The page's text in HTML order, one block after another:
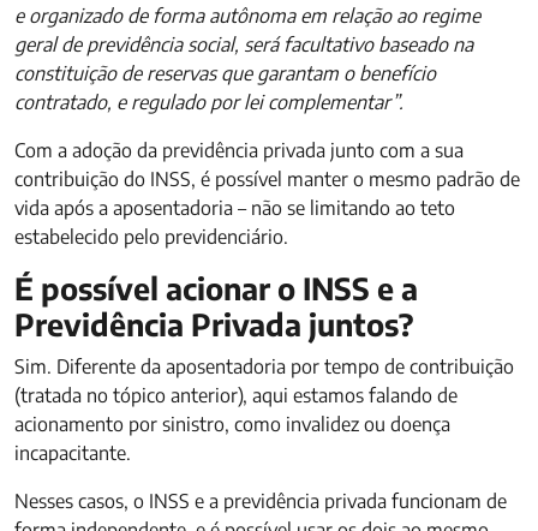
e organizado de forma autônoma em relação ao regime
geral de previdência social, será facultativo baseado na
constituição de reservas que garantam o benefício
contratado, e regulado por lei complementar”.
Com a adoção da previdência privada junto com a sua
contribuição do INSS, é possível manter o mesmo padrão de
vida após a aposentadoria – não se limitando ao teto
estabelecido pelo previdenciário.
É possível acionar o INSS e a
Previdência Privada juntos?
Sim. Diferente da aposentadoria por tempo de contribuição
(tratada no tópico anterior), aqui estamos falando de
acionamento por sinistro, como invalidez ou doença
incapacitante.
Nesses casos, o INSS e a previdência privada funcionam de